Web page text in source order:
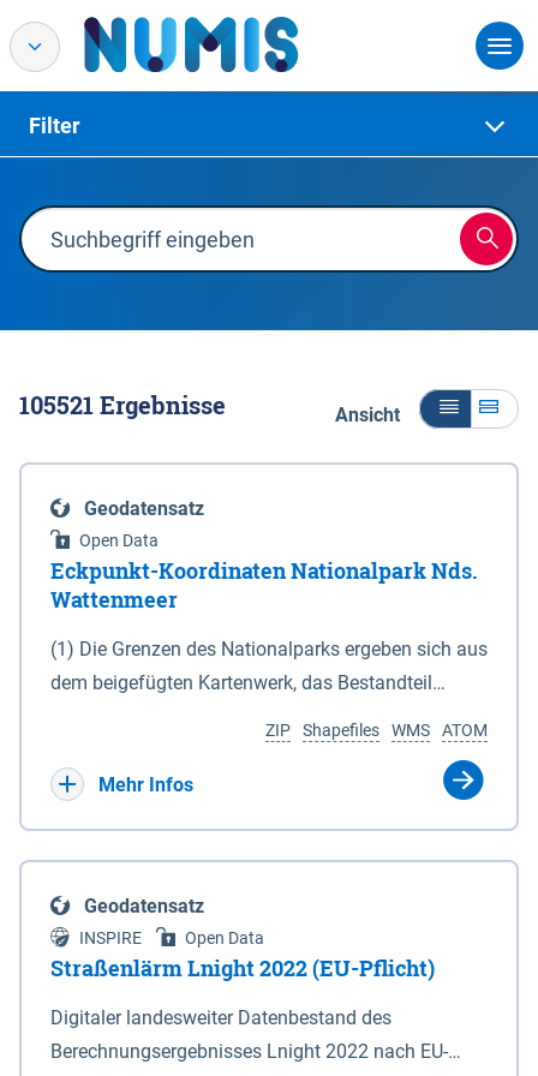
Filter
105521Ergebnisse Ansicht
Geodatensatz
Open Data
Eckpunkt-Koordinaten Nationalpark Nds.
Wattenmeer
(1) Die Grenzen des Nationalparks ergeben sich aus
dem beigefügten Kartenwerk, das Bestandteil
(DTK) im Maßstab 1 : 100 000 (Anlage 2), 2.
verkleinerte Amtliche Karte 1 : 5 000 (AK5) im
projizierte Koordinaten im Europäischen
Terrestrischen Referenzsystem 1989 (ETRS 89) mit
der Universalen Transversalen Mercator-Abbildung
bezogen auf die Zone 32 N (UTM 32N) dargestellt
(Anlage 4); Gleiches gilt für die geografischen
ATOM
WMS
Shapefiles
ZIP
Mehr Infos
Geodatensatz
INSPIRE Open Data
Straßenlärm Lnight 2022 (EU-Pflicht)
Digitaler landesweiter Datenbestand des
Berechnungsergebnisses Lnight 2022 nach EU-